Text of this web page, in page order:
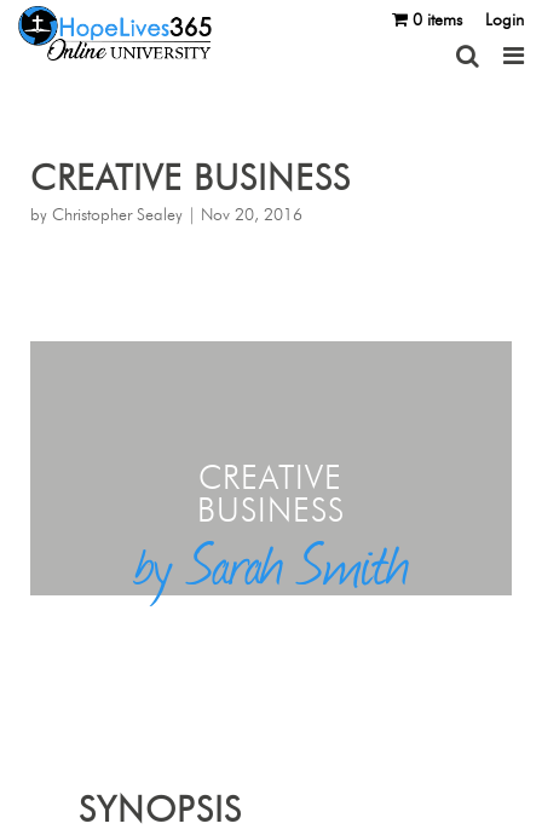
0 items Login
CREATIVE BUSINESS
by Christopher Sealey| Nov 20, 2016
CREATIVE
BUSINESS
by Sarah Smith
SYNOPSIS